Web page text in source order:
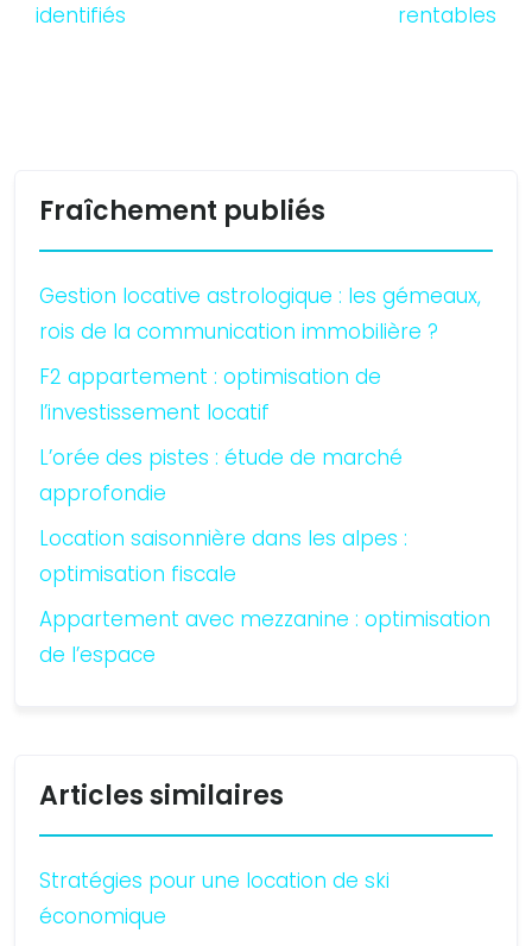
identifiés
rentables
Fraîchement publiés
Gestion locative astrologique : les gémeaux,
rois de la communication immobilière ?
F2 appartement : optimisation de
l’investissement locatif
L’orée des pistes : étude de marché
approfondie
Location saisonnière dans les alpes :
optimisation fiscale
Appartement avec mezzanine : optimisation
de l’espace
Articles similaires
Stratégies pour une location de ski
économique